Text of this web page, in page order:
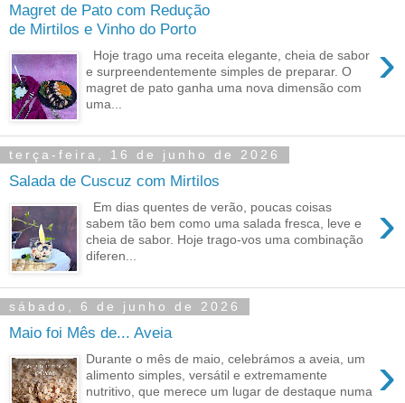
Magret de Pato com Redução
de Mirtilos e Vinho do Porto
›
Hoje trago uma receita elegante, cheia de sabor
e surpreendentemente simples de preparar. O
magret de pato ganha uma nova dimensão com
uma...
terça-feira, 16 de junho de 2026
Salada de Cuscuz com Mirtilos
›
Em dias quentes de verão, poucas coisas
sabem tão bem como uma salada fresca, leve e
cheia de sabor. Hoje trago-vos uma combinação
diferen...
sábado, 6 de junho de 2026
Maio foi Mês de... Aveia
›
Durante o mês de maio, celebrámos a aveia, um
alimento simples, versátil e extremamente
nutritivo, que merece um lugar de destaque numa